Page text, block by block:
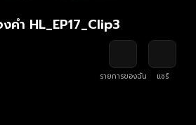
คำ HL_EP17_Clip3
รายการของฉัน
แชร์